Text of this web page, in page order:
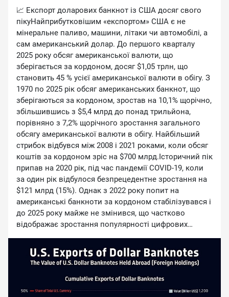
📈 Експорт доларових банкнот із США досяг свого
пікуНайприбутковішим «експортом» США є не
мінеральне паливо, машини, літаки чи автомобілі, а
сам американський долар. До першого кварталу
2025 року обсяг американської валюти, що
зберігається за кордоном, досяг $1,05 трлн, що
становить 45 % усієї американської валюти в обігу. З
1970 по 2025 рік обсяг американських банкнот, що
зберігаються за кордоном, зростав на 10,1% щорічно,
збільшившись з $5,4 млрд до понад трильйона,
порівняно з 7,2% щорічного зростання загального
обсягу американської валюти в обігу. Найбільший
стрибок відбувся між 2008 і 2021 роками, коли обсяг
коштів за кордоном зріс на $700 млрд.Історичний пік
припав на 2020 рік, під час пандемії COVID-19, коли
за один рік відбулося безпрецедентне зростання на
$121 млрд (15%). Однак з 2022 року попит на
американські банкноти за кордоном стабілізувався і
до 2025 року майже не змінився, що частково
відображає зростання популярності цифрових
потужної економіки з мінімальним регулюванням (у
порівнянні із ЄС), потужний фондовий ринок (де з
1970-х рр. дозволили пенсійним фондам інвестувати
у ризиковані активи - технологічні стартапи),
геополітичне посилення США (вихід з ізоляції) в